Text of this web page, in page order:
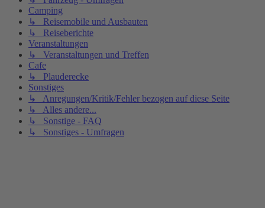
Camping
↳ Reisemobile und Ausbauten
↳ Reiseberichte
Veranstaltungen
↳ Veranstaltungen und Treffen
Cafe
↳ Plauderecke
Sonstiges
↳ Anregungen/Kritik/Fehler bezogen auf diese Seite
↳ Alles andere...
↳ Sonstige - FAQ
↳ Sonstiges - Umfragen